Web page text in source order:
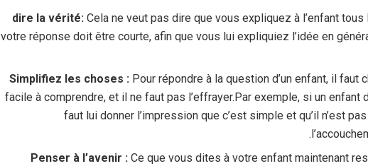
dire la vérité: Cela ne veut pas dire que vous expliquez à l’enfant
votre réponse doit être courte, afin que vous lui expliquiez l’idée en
Simplifiez les choses : Pour répondre à la question d’un enfant, il
facile à comprendre, et il ne faut pas l’effrayer.Par exemple, si un enfant
faut lui donner l’impression que c’est simple et qu’il n’est
Penser à l’avenir : Ce que vous dites à votre enfant maintenant